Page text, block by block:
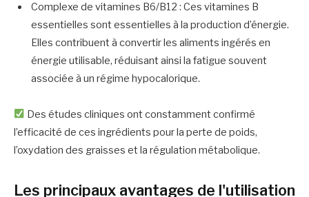
Complexe de vitamines B6/B12 : Ces vitamines B
essentielles sont essentielles à la production d’énergie.
Elles contribuent à convertir les aliments ingérés en
énergie utilisable, réduisant ainsi la fatigue souvent
associée à un régime hypocalorique.
Des études cliniques ont constamment confirmé
l’efficacité de ces ingrédients pour la perte de poids,
l’oxydation des graisses et la régulation métabolique.
Les principaux avantages de l'utilisation